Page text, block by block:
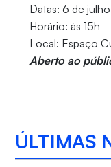
Datas: 6 de
Horário: às 15h
Local: Espaço
Aberto ao
ÚLTIMAS